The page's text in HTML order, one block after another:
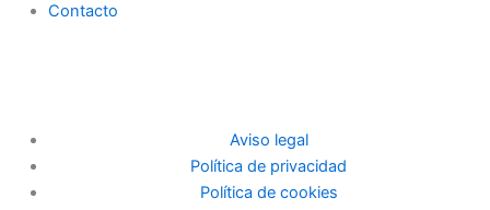
Contacto
Aviso legal
Política de privacidad
Política de cookies